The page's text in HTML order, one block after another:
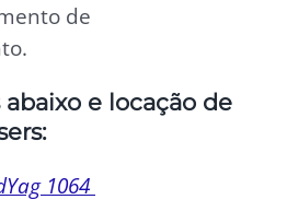
de
e locação de
1064